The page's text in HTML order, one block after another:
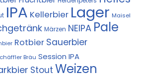
IPA Kellerbier Lager Maisel
Märzen NEIPA Pale
Rotbier Sauerbier
Bräu Session IPA
Stout Weizen